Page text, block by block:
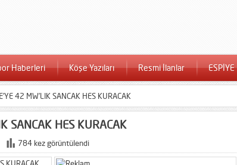
Haberleri Köşe Yazıları Resmi İlanlar ESPİYE
42 MW’LIK SANCAK HES KURACAK
SANCAK HES KURACAK
784 kez görüntülendi